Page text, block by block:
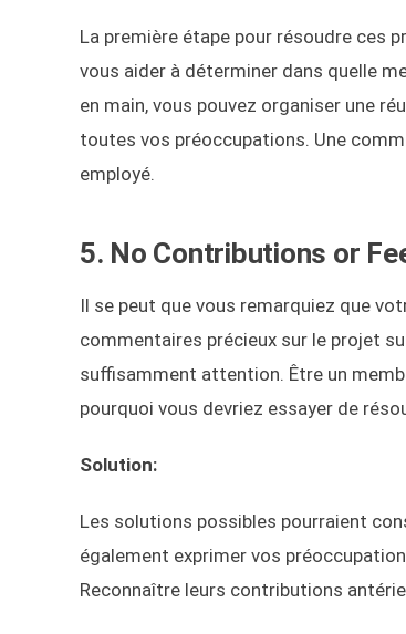
La première étape pour résoudre ces
vous aider à déterminer dans quelle
en main, vous pouvez organiser une
toutes vos préoccupations. Une
employé.
5. No Contributions or
Il se peut que vous remarquiez que
commentaires précieux sur le projet
suffisamment attention. Être un
pourquoi vous devriez essayer de
Solution:
Les solutions possibles pourraient
également exprimer vos
Reconnaître leurs contributions